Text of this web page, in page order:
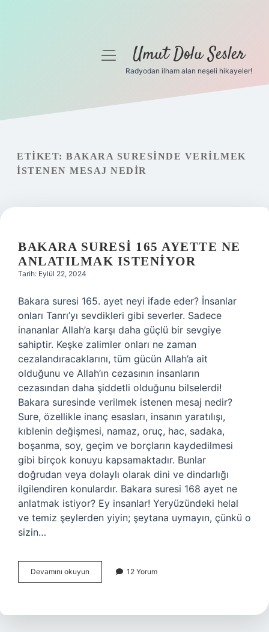
Gizlilik Politikası
Hakkımızda
menüyüUmut Dolu Sesler
Radyodan ilham alan neşeli hikayeler!
ETIKET: BAKARA SURESINDE VERILMEK
ISTENEN MESAJ NEDIR
BAKARA SURESI 165 AYETTE NE
ANLATILMAK ISTENIYOR
Tarih: Eylül 22, 2024
Bakara suresi 165. ayet neyi ifade eder? İnsanlar
onları Tanrı’yı ​​sevdikleri gibi severler. Sadece
inananlar Allah’a karşı daha güçlü bir sevgiye
sahiptir. Keşke zalimler onları ne zaman
cezalandıracaklarını, tüm gücün Allah’a ait
olduğunu ve Allah’ın cezasının insanların
cezasından daha şiddetli olduğunu bilselerdi!
Bakara suresinde verilmek istenen mesaj nedir?
Sure, özellikle inanç esasları, insanın yaratılışı,
kıblenin değişmesi, namaz, oruç, hac, sadaka,
boşanma, soy, geçim ve borçların kaydedilmesi
gibi birçok konuyu kapsamaktadır. Bunlar
doğrudan veya dolaylı olarak dini ve dindarlığı
ilgilendiren konulardır. Bakara suresi 168 ayet ne
anlatmak istiyor? Ey insanlar! Yeryüzündeki helal
ve temiz şeylerden yiyin; şeytana uymayın, çünkü o
sizin…
Devamını okuyun
Suresi
Ne
12 Yorum